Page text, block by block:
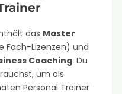
das Master
Fach-Lizenzen) und
Coaching. Du
um als
Personal Trainer